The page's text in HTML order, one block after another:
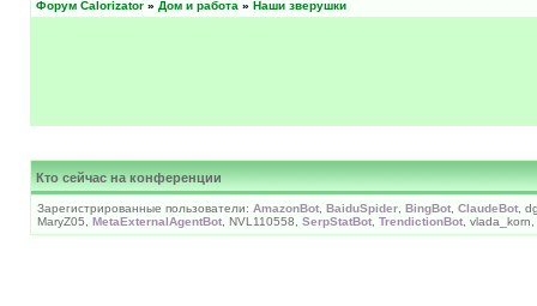
Форум Calorizator » Дом и работа » Наши зверушки
Кто сейчас на конференции
Зарегистрированные пользователи: AmazonBot BaiduSpider BingBot ClaudeBot ,
MaryZ05, MetaExternalAgentBot , NVL110558, SerpStatBot TrendictionBot ,